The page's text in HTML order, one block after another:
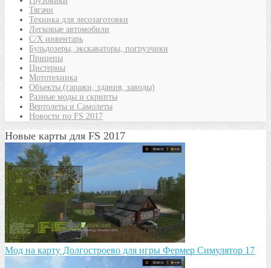
Тягачи
Техника для лесозаготовки
Легковые автомобили
С/Х инвентарь
Бульдозеры, экскаваторы, погрузчики
Прицепы
Цистерны
Мототехника
Объекты (гаражи, здания, заводы)
Разные моды и скрипты
Вертолеты и Самолеты
Новости по FS 2017
Новые карты для FS 2017
Мод на карту Долгостроево для игры Фермер Симулятор 17